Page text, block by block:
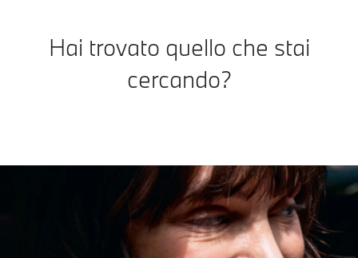
Hai trovato quello che stai
cercando?